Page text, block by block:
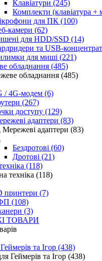
Клавіатури (245)
Комплекти (клавіатура
для ПК (100)
камери (62)
для HDD/SSD (14)
та USB-
для миші (221)
обладнання (485)
обладнання (485)
/ 4G-модем (6)
(267)
доступу (129)
адаптери (83)
Мережеві адаптери (83)
Бездротові (60)
Дротові (21)
(118)
техніка (118)
принтери (7)
(108)
(3)
ТОВАРИ
та Ігор (438)
Геймерів та Ігор (438)